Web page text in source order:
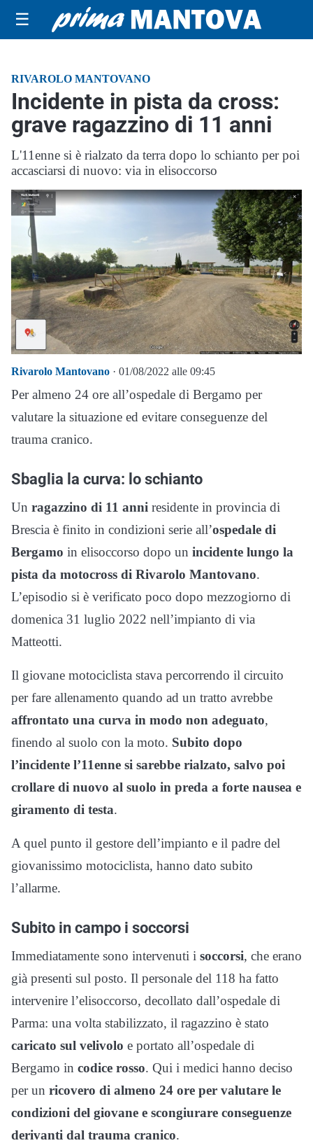
☰
RIVAROLO MANTOVANO
Incidente in pista da cross:
grave ragazzino di 11 anni
L'11enne si è rialzato da terra dopo lo schianto per poi
accasciarsi di nuovo: via in elisoccorso
Rivarolo Mantovano · 01/08/2022 alle 09:45
Per almeno 24 ore all’ospedale di Bergamo per
valutare la situazione ed evitare conseguenze del
trauma cranico.
Sbaglia la curva: lo schianto
Un ragazzino di 11 anni residente in provincia di
Brescia è finito in condizioni serie all’ospedale di
Bergamo in elisoccorso dopo un incidente lungo la
pista da motocross di Rivarolo Mantovano.
L’episodio si è verificato poco dopo mezzogiorno di
domenica 31 luglio 2022 nell’impianto di via
Matteotti.
Il giovane motociclista stava percorrendo il circuito
per fare allenamento quando ad un tratto avrebbe
affrontato una curva in modo non adeguato,
finendo al suolo con la moto. Subito dopo
l’incidente l’11enne si sarebbe rialzato, salvo poi
crollare di nuovo al suolo in preda a forte nausea e
giramento di testa.
A quel punto il gestore dell’impianto e il padre del
giovanissimo motociclista, hanno dato subito
l’allarme.
Subito in campo i soccorsi
Immediatamente sono intervenuti i soccorsi, che erano
già presenti sul posto. Il personale del 118 ha fatto
intervenire l’elisoccorso, decollato dall’ospedale di
Parma: una volta stabilizzato, il ragazzino è stato
caricato sul velivolo e portato all’ospedale di
Bergamo in codice rosso. Qui i medici hanno deciso
per un ricovero di almeno 24 ore per valutare le
condizioni del giovane e scongiurare conseguenze
derivanti dal trauma cranico.